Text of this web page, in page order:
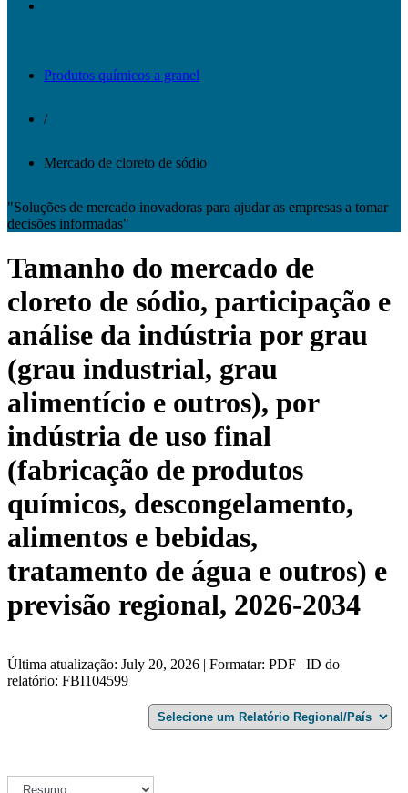
Produtos químicos a granel
/
Mercado de cloreto de sódio
"Soluções de mercado inovadoras para ajudar as empresas a tomar
decisões informadas"
Tamanho do mercado de
cloreto de sódio, participação e
análise da indústria por grau
(grau industrial, grau
alimentício e outros), por
indústria de uso final
(fabricação de produtos
químicos, descongelamento,
alimentos e bebidas,
tratamento de água e outros) e
previsão regional, 2026-2034
Última atualização: July 20, 2026 | Formatar: PDF | ID do
relatório: FBI104599